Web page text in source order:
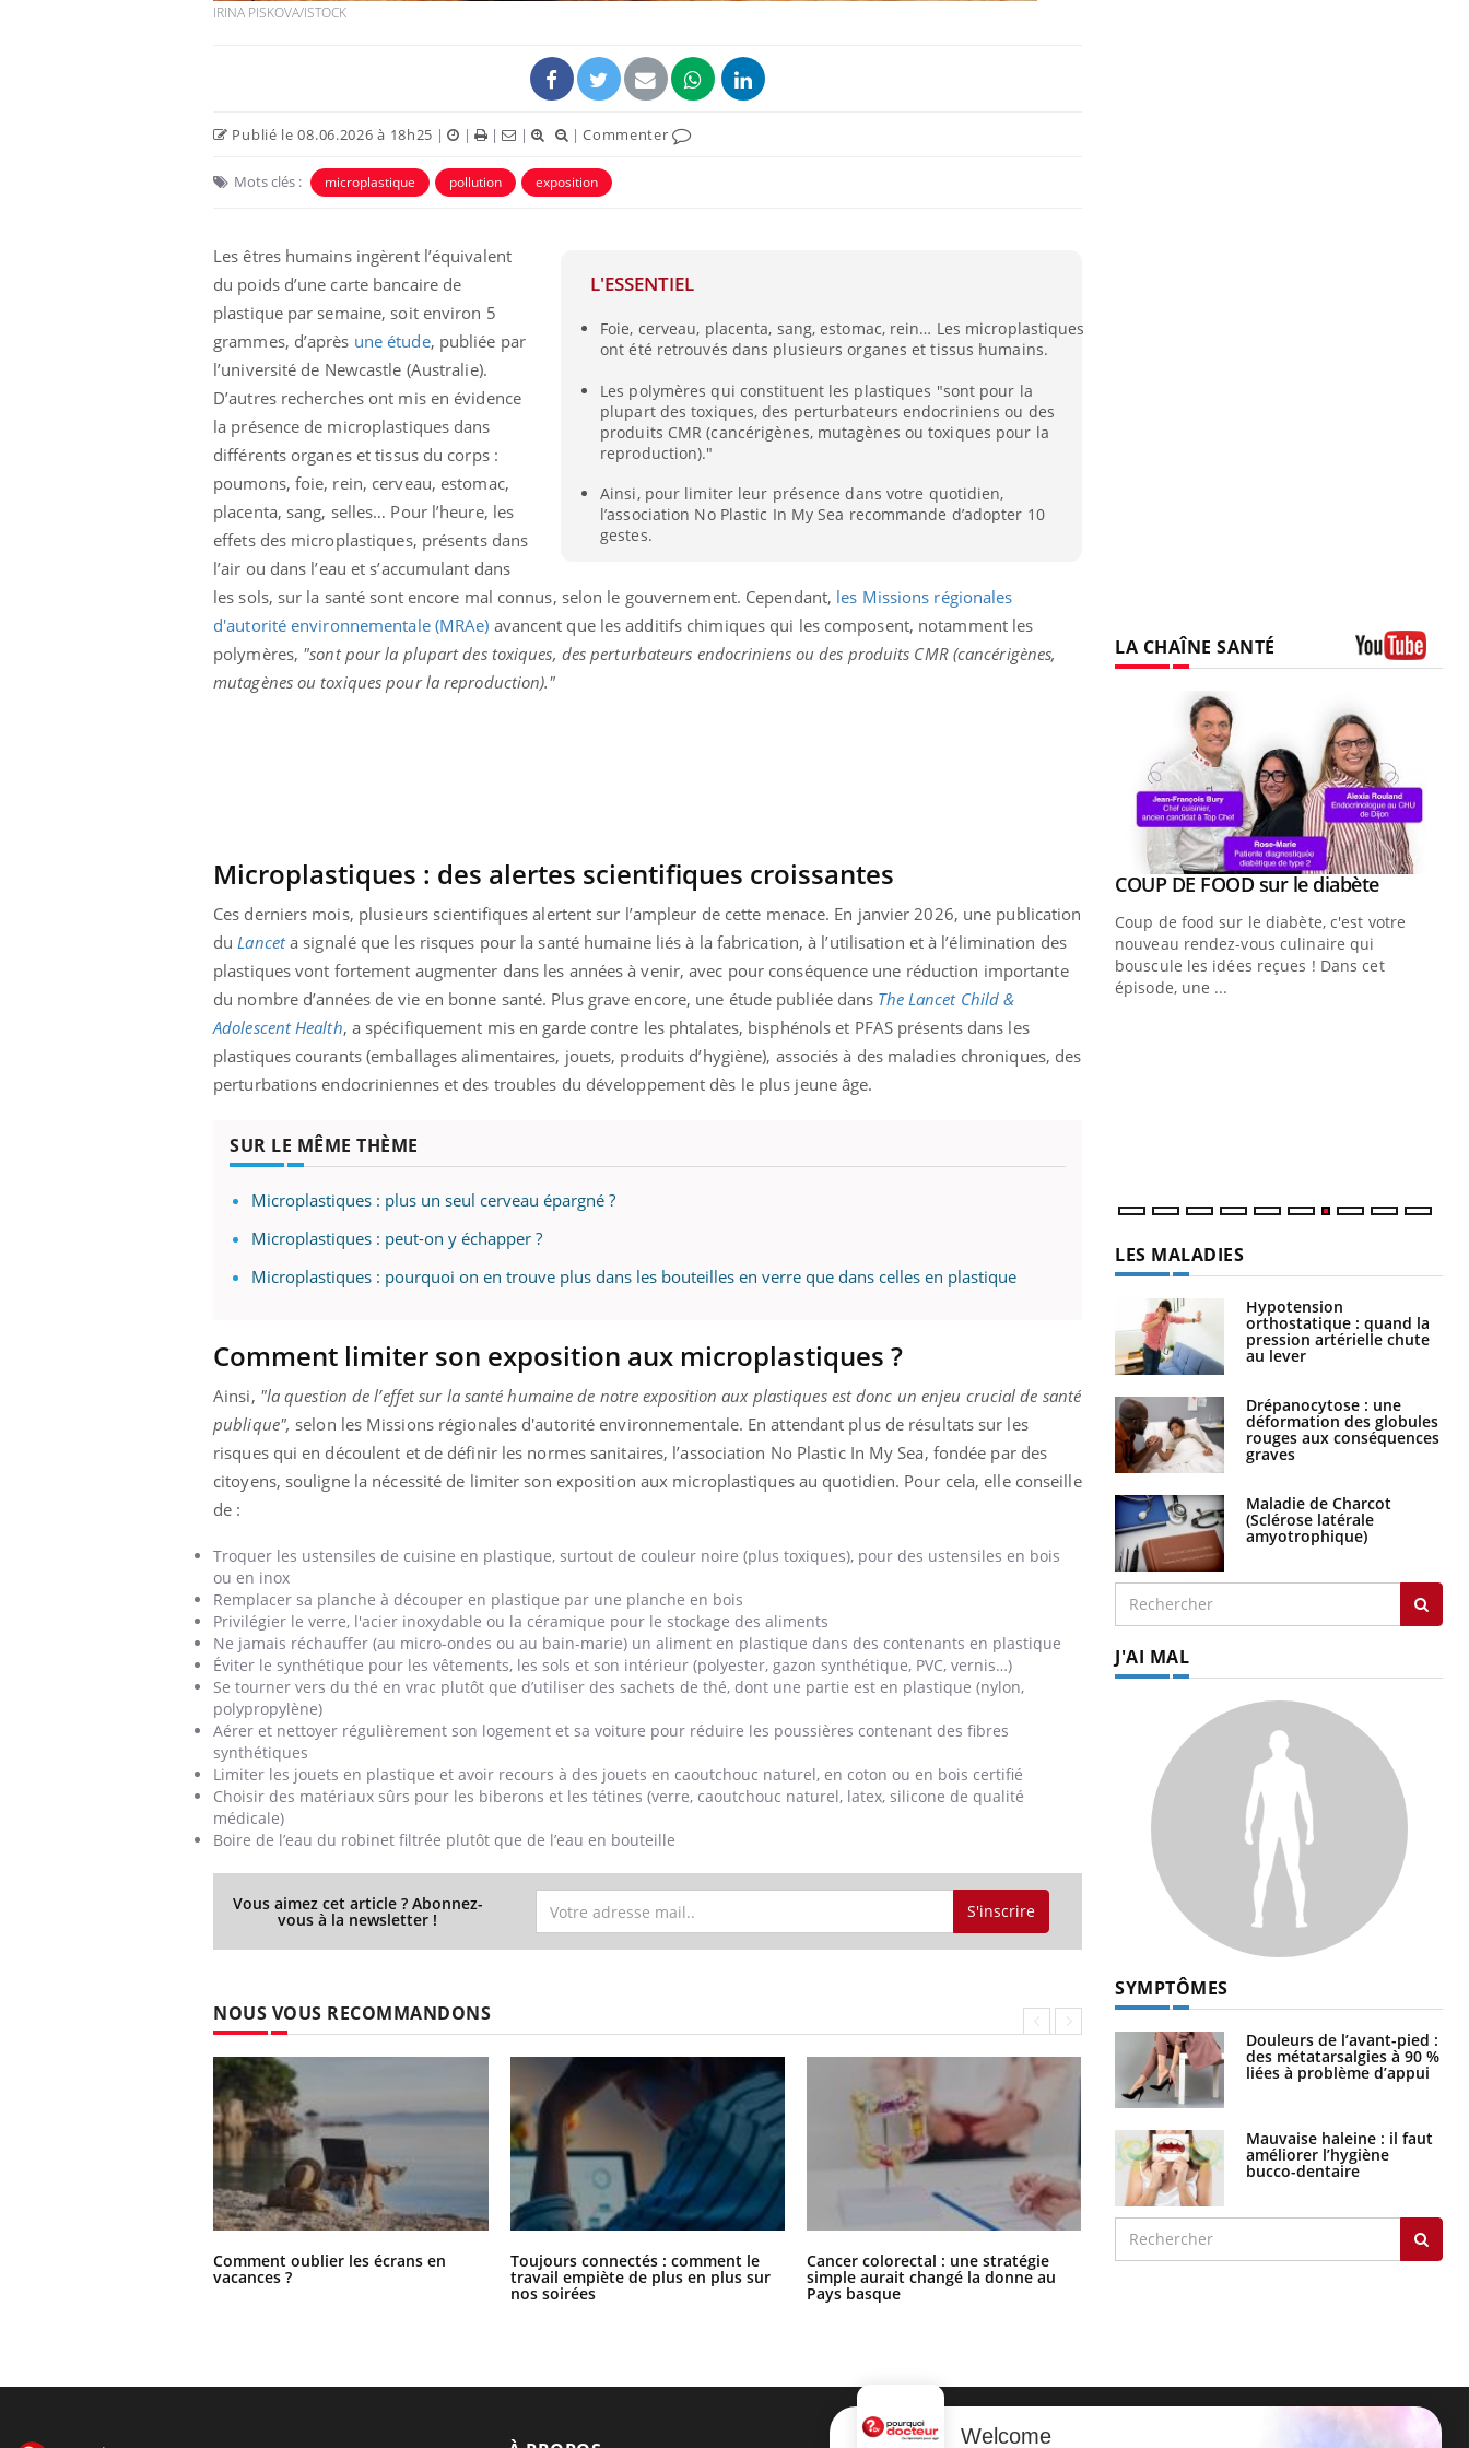
IRINA PISKOVA/ISTOCK
Publié le 08.06.2026 à 18h25 | | | | |Commenter
Mots clés : microplastique pollution exposition
L'ESSENTIEL
Foie, cerveau, placenta, sang, estomac, rein… Les microplastiques
ont été retrouvés dans plusieurs organes et tissus humains.
Les polymères qui constituent les plastiques "sont pour la
plupart des toxiques, des perturbateurs endocriniens ou des
produits CMR (cancérigènes, mutagènes ou toxiques pour la
reproduction)."
Ainsi, pour limiter leur présence dans votre quotidien,
l’association No Plastic In My Sea recommande d’adopter 10
gestes.
Les êtres humains ingèrent l’équivalent
du poids d’une carte bancaire de
plastique par semaine, soit environ 5
grammes, d’après une étude, publiée par
l’université de Newcastle (Australie).
D’autres recherches ont mis en évidence
la présence de microplastiques dans
différents organes et tissus du corps :
poumons, foie, rein, cerveau, estomac,
placenta, sang, selles… Pour l’heure, les
effets des microplastiques, présents dans
l’air ou dans l’eau et s’accumulant dans
les sols, sur la santé sont encore mal connus, selon le gouvernement. Cependant, les Missions régionales
d'autorité environnementale (MRAe) avancent que les additifs chimiques qui les composent, notamment les
polymères, "sont pour la plupart des toxiques, des perturbateurs endocriniens ou des produits CMR (cancérigènes,
mutagènes ou toxiques pour la reproduction)."
Microplastiques : des alertes scientifiques croissantes
Ces derniers mois, plusieurs scientifiques alertent sur l’ampleur de cette menace. En janvier 2026, une publication
duLanceta signalé que les risques pour la santé humaine liés à la fabrication, à l’utilisation et à l’élimination des
plastiques vont fortement augmenter dans les années à venir, avec pour conséquence une réduction importante
du nombre d’années de vie en bonne santé. Plus grave encore, une étude publiée dans The Lancet Child &
Adolescent Health, a spécifiquement mis en garde contre les phtalates, bisphénols et PFAS présents dans les
plastiques courants (emballages alimentaires, jouets, produits d’hygiène), associés à des maladies chroniques, des
perturbations endocriniennes et des troubles du développement dès le plus jeune âge.
SUR LE MÊME THÈME
Microplastiques : plus un seul cerveau épargné ?
Microplastiques : peut-on y échapper ?
Microplastiques : pourquoi on en trouve plus dans les bouteilles en verre que dans celles en plastique
Comment limiter son exposition aux microplastiques ?
Ainsi, "la question de l’effet sur la santé humaine de notre exposition aux plastiques est donc un enjeu crucial de santé
publique", selon les Missions régionales d'autorité environnementale. En attendant plus de résultats sur les
risques qui en découlent et de définir les normes sanitaires, l’association No Plastic In My Sea, fondée par des
citoyens, souligne la nécessité de limiter son exposition aux microplastiques au quotidien. Pour cela, elle conseille
de :
Troquer les ustensiles de cuisine en plastique, surtout de couleur noire (plus toxiques), pour des ustensiles en bois
ou en inox
Remplacer sa planche à découper en plastique par une planche en bois
Privilégier le verre, l'acier inoxydable ou la céramique pour le stockage des aliments
Ne jamais réchauffer (au micro-ondes ou au bain-marie) un aliment en plastique dans des contenants en plastique
Éviter le synthétique pour les vêtements, les sols et son intérieur (polyester, gazon synthétique, PVC, vernis…)
Se tourner vers du thé en vrac plutôt que d’utiliser des sachets de thé, dont une partie est en plastique (nylon,
polypropylène)
Aérer et nettoyer régulièrement son logement et sa voiture pour réduire les poussières contenant des fibres
synthétiques
Limiter les jouets en plastique et avoir recours à des jouets en caoutchouc naturel, en coton ou en bois certifié
Choisir des matériaux sûrs pour les biberons et les tétines (verre, caoutchouc naturel, latex, silicone de qualité
médicale)
Boire de l’eau du robinet filtrée plutôt que de l’eau en bouteille
Vous aimez cet article ? Abonnez-
vous à la newsletter ! S'inscrire
NOUS VOUS RECOMMANDONS
Comment oublier les écrans en
vacances ?
Toujours connectés : comment le
travail empiète de plus en plus sur
nos soirées
Cancer colorectal : une stratégie
simple aurait changé la donne au
Pays basque
Chikungunya, dengue, West Nile :
LA CHAÎNE SANTÉ
Diabète & Ramadan 2026Youtube
Le Ramadan approche, et, pour de
nombreuses personnes atteintes de
diabète, c'est une période de questions, de
défis, mais ...
Youtube
Un « jumeau numérique » pour
faciliter l’accès à la médecine
préventiveYoutube
Un établissement lié à un groupe
mutualiste innove en matière de bilan de
santé : l'utilisation d'un « jumeau
numérique » permet ...
Youtube
COUP DE FOOD sur le diabète Youtube
Coup de food sur le diabète, c'est votre
nouveau rendez-vous culinaire qui
bouscule les idées reçues ! Dans cet
épisode, une ...
Youtube
Quand l’entreprise mise sur le bien
"Les rendez-vous de la santé et de la
qualité de vie au travail" de Pourquoi
Docteur reçoivent Régis Blugeon, DRH et
LES MALADIES
Hypotension
orthostatique : quand la
pression artérielle chute
au lever
Drépanocytose : une
déformation des globules
rouges aux conséquences
graves
Maladie de Charcot
(Sclérose latérale
amyotrophique)
J'AI MAL
SYMPTÔMES
Douleurs de l’avant-pied :
des métatarsalgies à 90 %
liées à problème d’appui
Mauvaise haleine : il faut
améliorer l’hygiène
bucco-dentaire
Welcome